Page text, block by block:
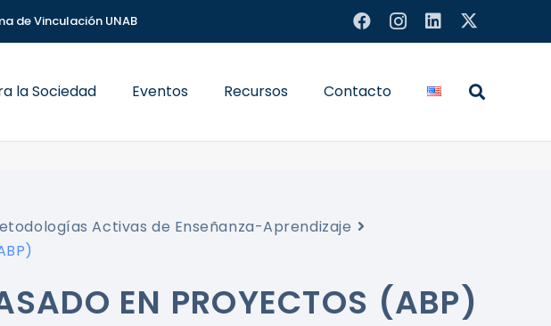
de Vinculación UNAB
la Sociedad Eventos Recursos Contacto
Activas de Enseñanza-Aprendizaje
EN PROYECTOS (ABP)